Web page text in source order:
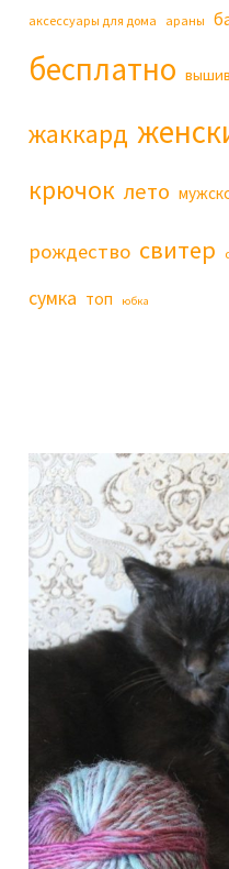
аксессуары для дома араны
бесплатно
жаккард
крючок лето
рождество свитер
сумка топ юбка